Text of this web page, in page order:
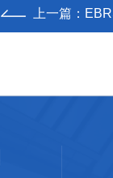
上一篇：